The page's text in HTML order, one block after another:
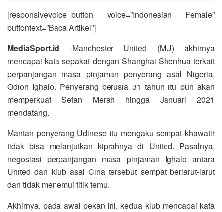
[responsivevoice_button voice=”Indonesian Female”
buttontext=”Baca Artikel”]
MediaSport.id -Manchester United (MU) akhirnya
mencapai kata sepakat dengan Shanghai Shenhua terkait
perpanjangan masa pinjaman penyerang asal Nigeria,
Odion Ighalo. Penyerang berusia 31 tahun itu pun akan
memperkuat Setan Merah hingga Januari 2021
mendatang.
Mantan penyerang Udinese itu mengaku sempat khawatir
tidak bisa melanjutkan kiprahnya di United. Pasalnya,
negosiasi perpanjangan masa pinjaman Ighalo antara
United dan klub asal Cina tersebut sempat berlarut-larut
dan tidak menemui titik temu.
Akhirnya, pada awal pekan ini, kedua klub mencapai kata